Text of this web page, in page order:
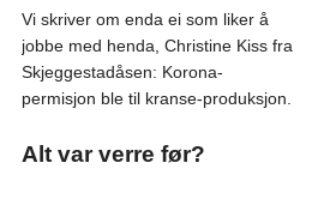
Vi skriver om enda ei som liker å
jobbe med henda, Christine Kiss fra
Skjeggestadåsen: Korona-
permisjon ble til kranse-produksjon.
Alt var verre før?